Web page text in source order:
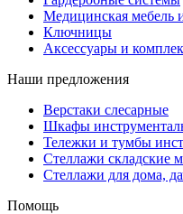
Медицинская мебель
Ключницы
Аксессуары и
Наши предложения
Верстаки слесарные
Шкафы
Тележки и тумбы
Стеллажи складские
Стеллажи для дома,
Помощь